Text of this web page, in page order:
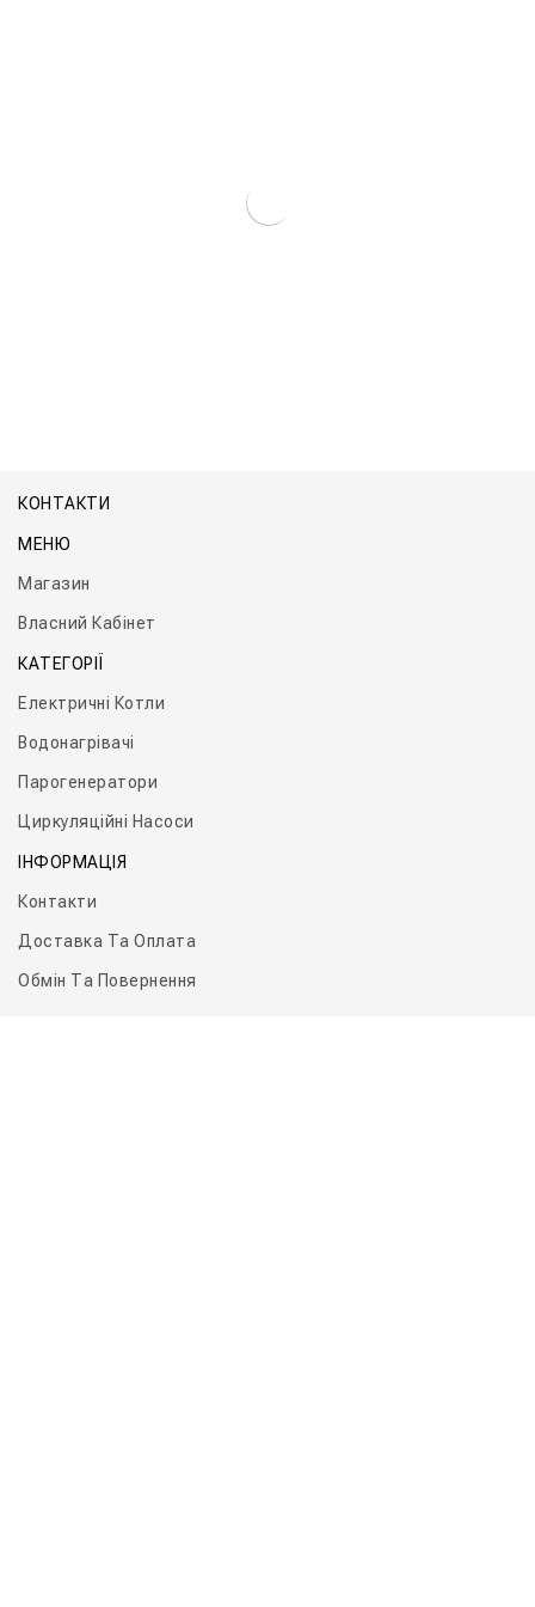
КОНТАКТИ
МЕНЮ
Магазин
Власний Кабінет
КАТЕГОРІЇ
Електричні Котли
Водонагрівачі
Парогенератори
Циркуляційні Насоси
ІНФОРМАЦІЯ
Контакти
Доставка Та Оплата
Обмін Та Повернення